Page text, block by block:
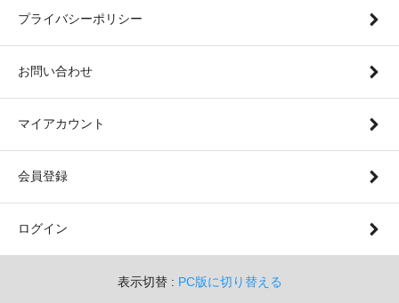
プライバシーポリシー
お問い合わせ
マイアカウント
会員登録
ログイン
表示切替 : PC版に切り替える